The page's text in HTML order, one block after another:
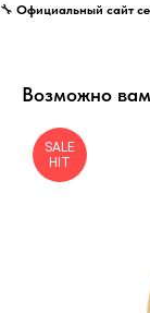
🔧 Официальный сайт
Возможно
SALE
HIT